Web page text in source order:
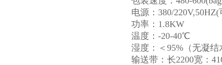
电源：380/220V,50HZ(
功率：1.8KW
温度：-20-40℃
湿度：＜95%（无凝结
输送带：长2200宽：